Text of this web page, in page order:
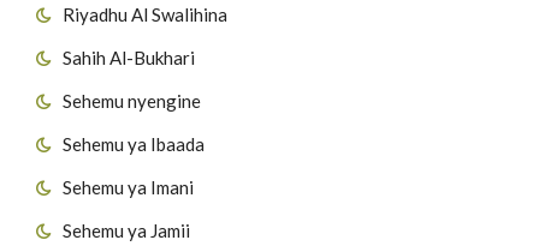
Riyadhu Al Swalihina
Sahih Al-Bukhari
Sehemu nyengine
Sehemu ya Ibaada
Sehemu ya Imani
Sehemu ya Jamii